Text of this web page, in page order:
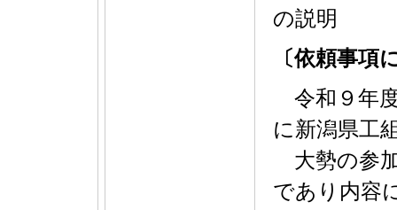
の説明
〔依頼事項
令和９年
に新潟県工
大勢の参
であり内容